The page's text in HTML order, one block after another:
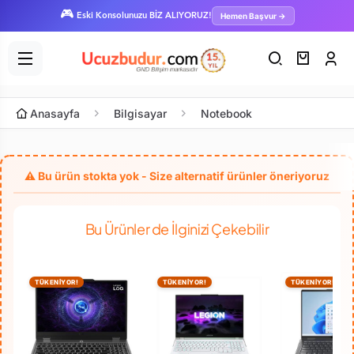
🎮 Eski Konsolunuzu BİZ ALIYORUZ! Hemen Başvur →
Anasayfa Bilgisayar Notebook
Bu Ürünler de İlginizi Çekebilir
TÜKENİYOR! TÜKENİYOR! TÜKENİYOR!